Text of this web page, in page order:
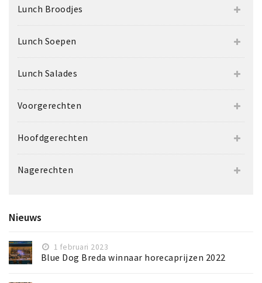
Lunch Broodjes
Lunch Soepen
Lunch Salades
Voorgerechten
Hoofdgerechten
Nagerechten
Nieuws
1 februari 2023
Blue Dog Breda winnaar horecaprijzen 2022